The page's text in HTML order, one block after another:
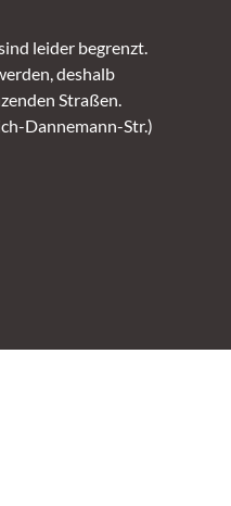
leider begrenzt.
deshalb
Straßen.
Dannemann-Str.)